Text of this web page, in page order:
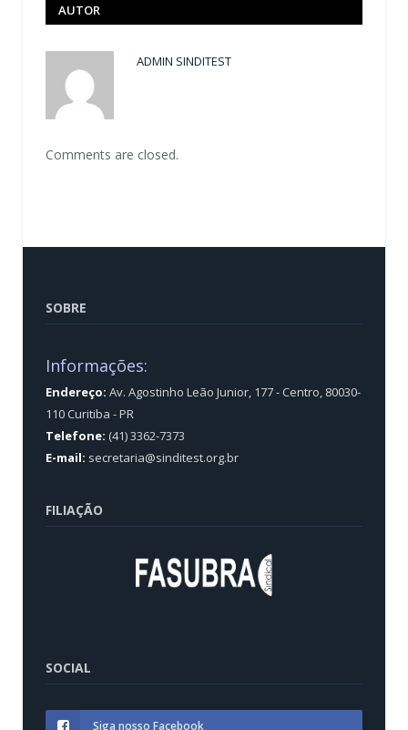
AUTOR
ADMIN SINDITEST
Comments are closed.
SOBRE
Informações:
Endereço: Av. Agostinho Leão Junior, 177 - Centro, 80030-
110 Curitiba - PR
Telefone: (41) 3362-7373
E-mail: secretaria@sinditest.org.br
FILIAÇÃO
SOCIAL
Siga nosso Facebook